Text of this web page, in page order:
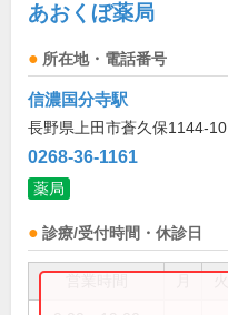
あおくぼ薬局
所在地・電話番号
信濃国分寺駅
長野県上田市蒼久保1144-10
0268-36-1161
薬局
診療/受付時間・休診日